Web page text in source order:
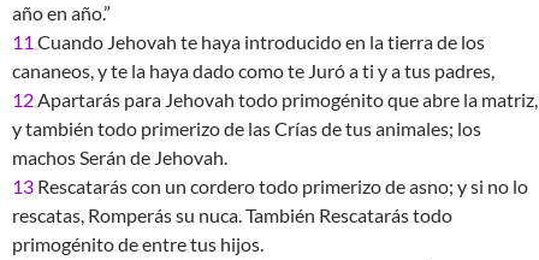
año en año.”
11 Cuando Jehovah te haya introducido en la tierra de los
cananeos, y te la haya dado como te Juró a ti y a tus padres,
12Apartarás para Jehovah todo primogénito que abre la matriz,
y también todo primerizo de las Crías de tus animales; los
machos Serán de Jehovah.
13 Rescatarás con un cordero todo primerizo de asno; y si no lo
rescatas, Romperás su nuca. También Rescatarás todo
primogénito de entre tus hijos.